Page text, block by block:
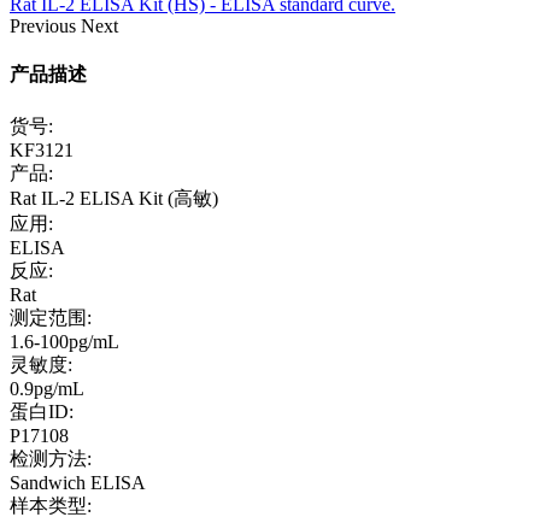
Rat IL-2 ELISA Kit (HS) - ELISA standard curve.
Previous Next
产品描述
货号:
KF3121
产品:
Rat IL-2 ELISA Kit (高敏)
应用:
ELISA
反应:
Rat
测定范围:
1.6-100pg/mL
灵敏度:
0.9pg/mL
蛋白ID:
P17108
检测方法:
Sandwich ELISA
样本类型: